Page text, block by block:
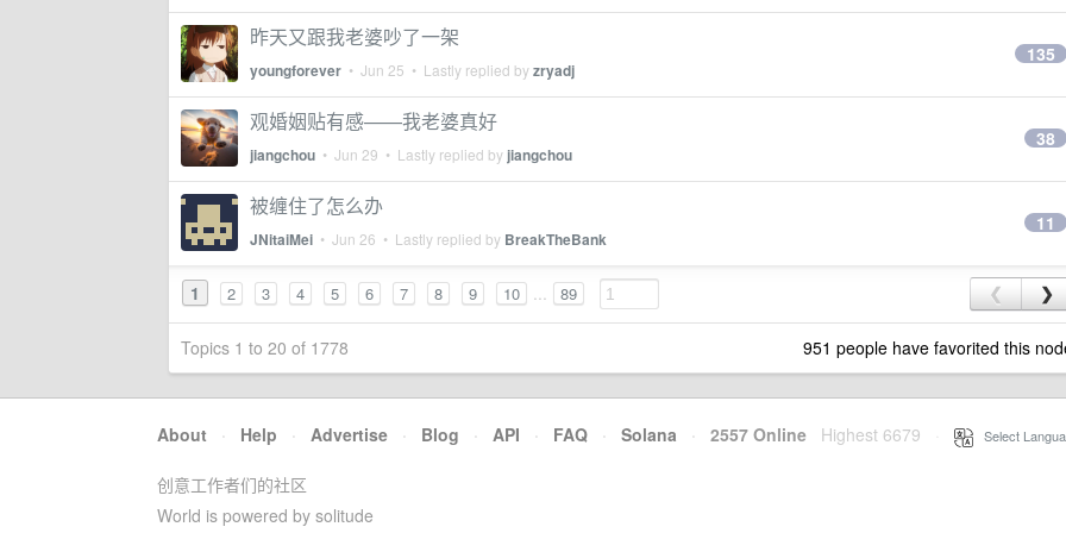
昨天又跟我老婆吵了一架
youngforever • Jun 25 • Lastly replied byzryadj
135
观婚姻贴有感——我老婆真好
jiangchou • Jun 29 • Lastly replied by jiangchou
38
被缠住了怎么办
JNitaiMei • Jun 26 • Lastly replied by BreakTheBank
11
1 2 3 4 5 6 7 8 9 10 ... 89 ❮ ❯
Topics 1 to 20 of 1778 951 people have favorited this
About · Help · Advertise · Blog · API · FAQ · Solana · 2557 Online Highest 6679 Select
创意工作者们的社区
World is powered by solitude